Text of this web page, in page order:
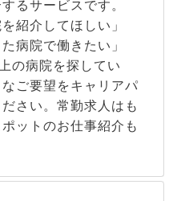
るサービスです。
紹介してほしい」
病院で働きたい」
の病院を探してい
ご要望をキャリアパ
さい。常勤求人はも
ットのお仕事紹介も